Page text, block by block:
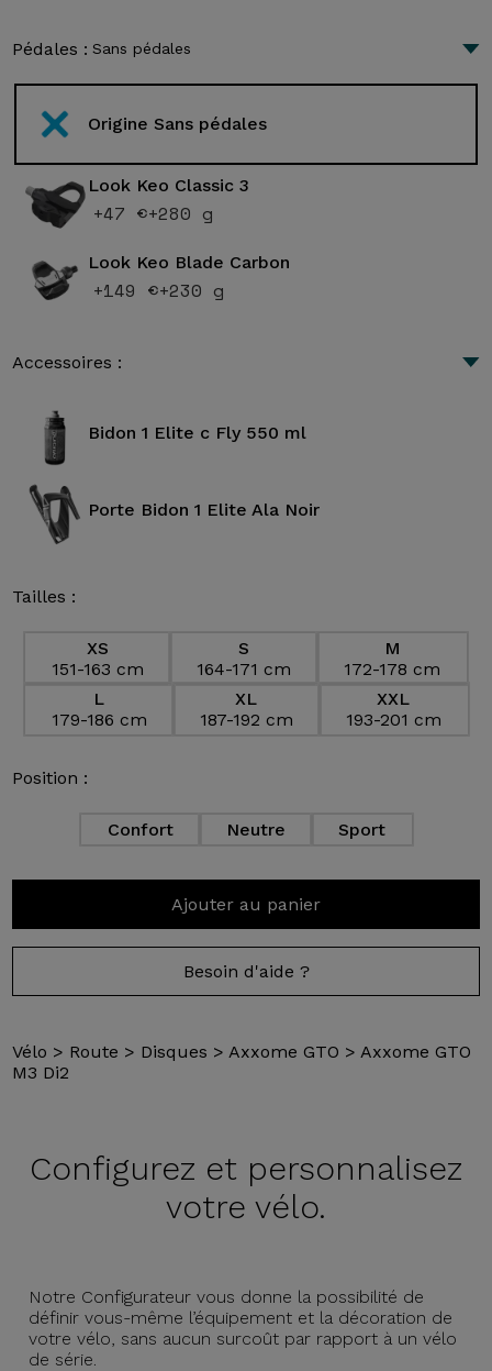
Pédales : Sans pédales
Origine Sans pédales
Look Keo Classic 3
+47 €+280 g
Look Keo Blade Carbon
+149 €+230 g
Accessoires :
Bidon 1 Elite c Fly 550 ml
Porte Bidon 1 Elite Ala Noir
Tailles :
XS
151-163 cm
S
164-171 cm
M
172-178 cm
L
179-186 cm
XL
187-192 cm
XXL
193-201 cm
Position :
Confort Neutre Sport
Ajouter au panier
Besoin d'aide ?
Vélo > Route > Disques > Axxome GTO > Axxome GTO
M3 Di2
Configurez et personnalisez
votre vélo.
Notre Configurateur vous donne la possibilité de
définir vous-même l’équipement et la décoration de
votre vélo, sans aucun surcoût par rapport à un vélo
de série.